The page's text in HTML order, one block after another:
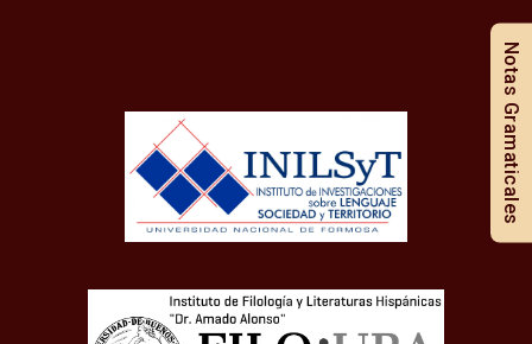
Notas Gramaticales